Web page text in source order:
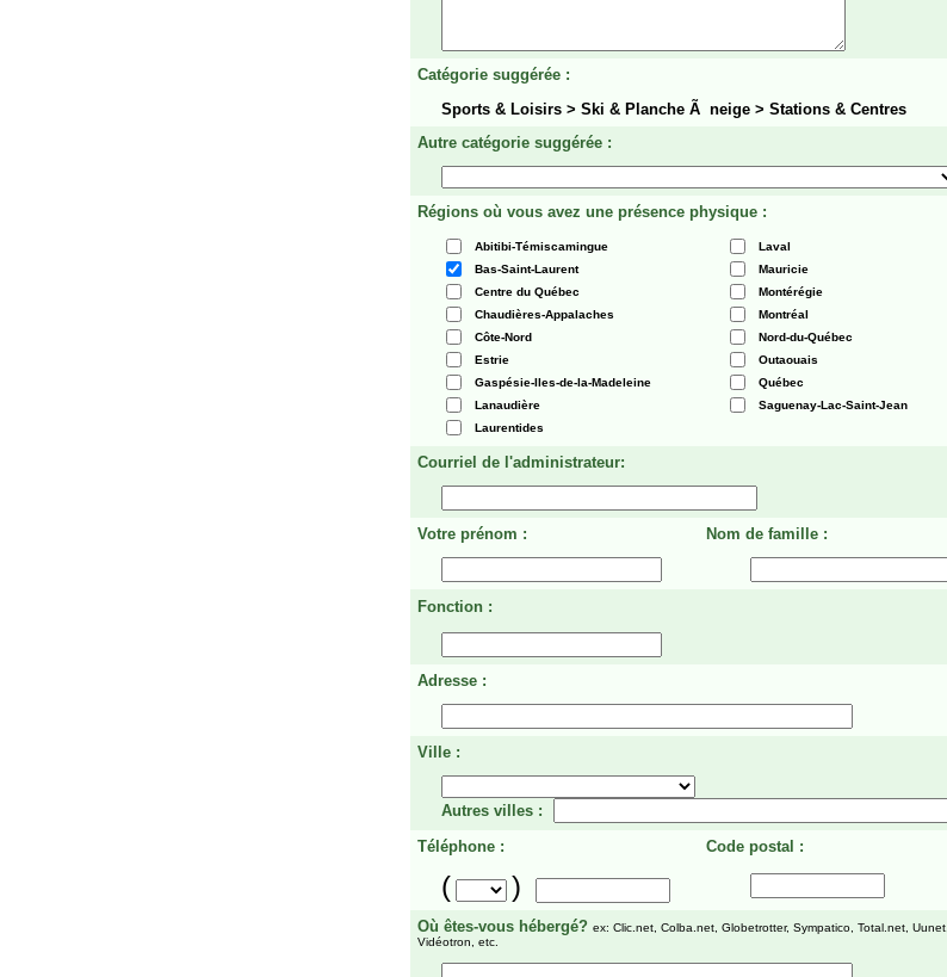
Catégorie suggérée :
Sports & Loisirs > Ski & Planche Ã neige > Stations & Centres
Autre catégorie suggérée :
Régions où vous avez une présence physique :
Abitibi-Témiscamingue
Laval
Bas-Saint-Laurent
Mauricie
Centre du Québec
Montérégie
Chaudières-Appalaches
Montréal
Côte-Nord
Nord-du-Québec
Estrie
Outaouais
Gaspésie-Iles-de-la-Madeleine
Québec
Lanaudière
Saguenay-Lac-Saint-Jean
Laurentides
Courriel de l'administrateur:
Votre prénom : Nom de famille :
Fonction :
Adresse :
Ville :
Autres villes :
Téléphone :
Code postal :
( )
Où êtes-vous hébergé? ex: Clic.net, Colba.net, Globetrotter, Sympatico, Total.net, Uunet,
Vidéotron, etc.